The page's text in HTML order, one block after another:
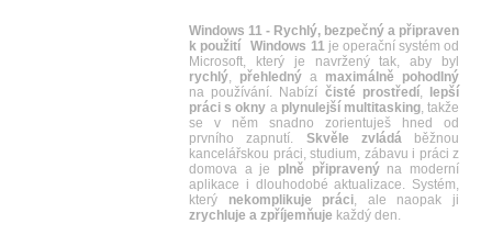
Windows 11 - Rychlý, bezpečný a připraven
k použití
Windows 11je operační systém od
Microsoft, který je navržený tak, aby byl
rychlý, přehledný a maximálně
pohodlný
na používání. Nabízí čisté prostředí,
lepší
práci s okny a plynulejší multitasking, takže
se v něm snadno zorientuješ hned od
prvního zapnutí. Skvěle zvládáběžnou
kancelářskou práci, studium, zábavu i práci z
domova a je plně připravenýna moderní
aplikace i dlouhodobé aktualizace. Systém,
který nekomplikuje práci, ale naopak ji
zrychluje a zpříjemňuje každý den.